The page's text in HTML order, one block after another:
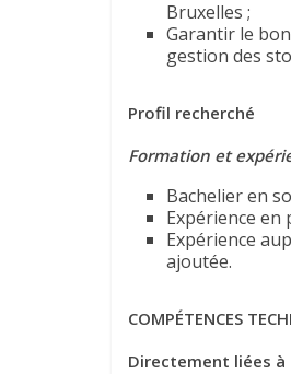
Bruxelles ;
Garantir le
gestion des
Profil recherché
Formation et
Bachelier en
Expérience
Expérience
ajoutée.
COMPÉTENCES
Directement liées